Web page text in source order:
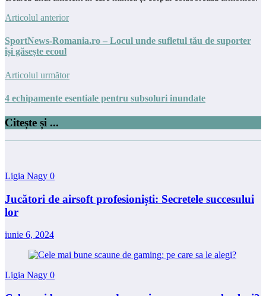
Articolul anterior
SportNews-Romania.ro – Locul unde sufletul tău de suporter
își găsește ecoul
Articolul următor
4 echipamente esentiale pentru subsoluri inundate
Citește și ...
Ligia Nagy 0
Jucători de airsoft profesioniști: Secretele succesului
lor
iunie 6, 2024
Ligia Nagy 0